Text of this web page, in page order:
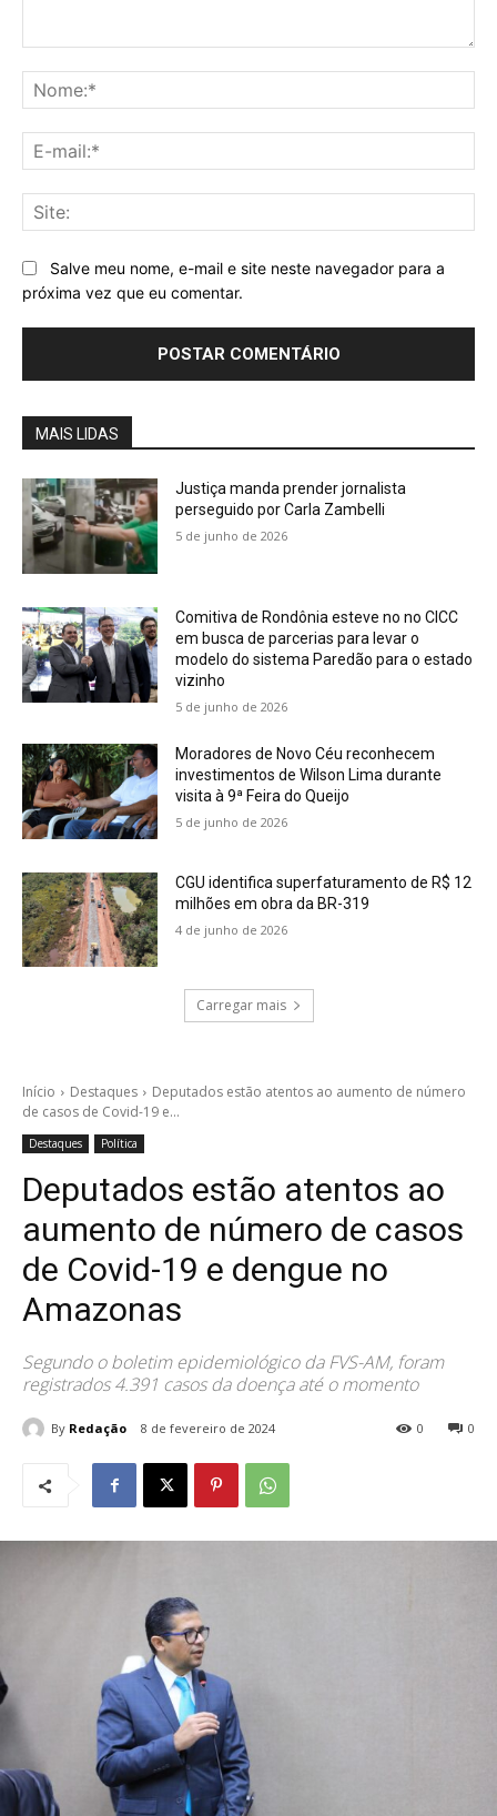
Salve meu nome, e-mail e site neste navegador para a
próxima vez que eu comentar.
MAIS LIDAS
Justiça manda prender jornalista
perseguido por Carla Zambelli
5 de junho de 2026
Comitiva de Rondônia esteve no no CICC
em busca de parcerias para levar o
modelo do sistema Paredão para o estado
vizinho
5 de junho de 2026
Moradores de Novo Céu reconhecem
investimentos de Wilson Lima durante
visita à 9ª Feira do Queijo
5 de junho de 2026
CGU identifica superfaturamento de R$ 12
milhões em obra da BR-319
4 de junho de 2026
Carregar mais